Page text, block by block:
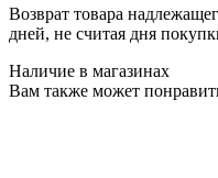
Возврат товара
дней, не считая дня
Наличие в магазинах
Вам также может